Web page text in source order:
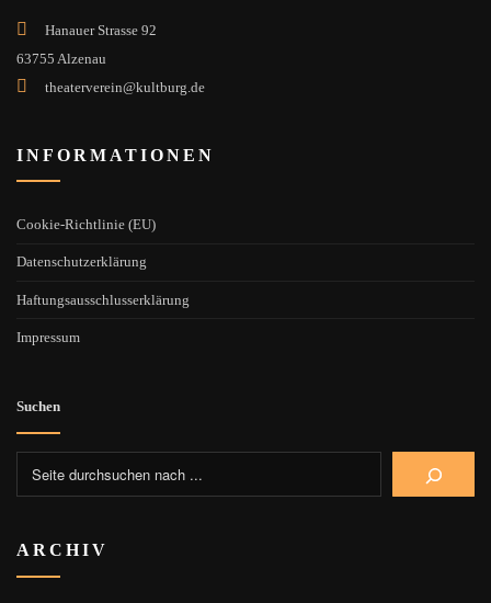
Hanauer Strasse 92
63755 Alzenau
theaterverein@kultburg.de
INFORMATIONEN
Cookie-Richtlinie (EU)
Datenschutzerklärung
Haftungsausschlusserklärung
Impressum
Suchen
ARCHIV